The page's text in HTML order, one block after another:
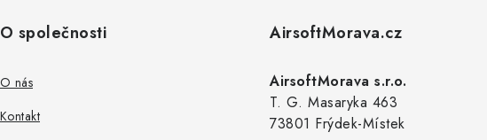
O společnosti
O nás
Kontakt
AirsoftMorava.cz
AirsoftMorava s.r.o.
T. G. Masaryka 463
73801 Frýdek-Místek